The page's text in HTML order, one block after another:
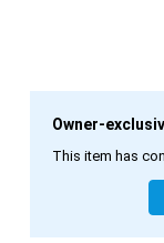
Owner-
This item has